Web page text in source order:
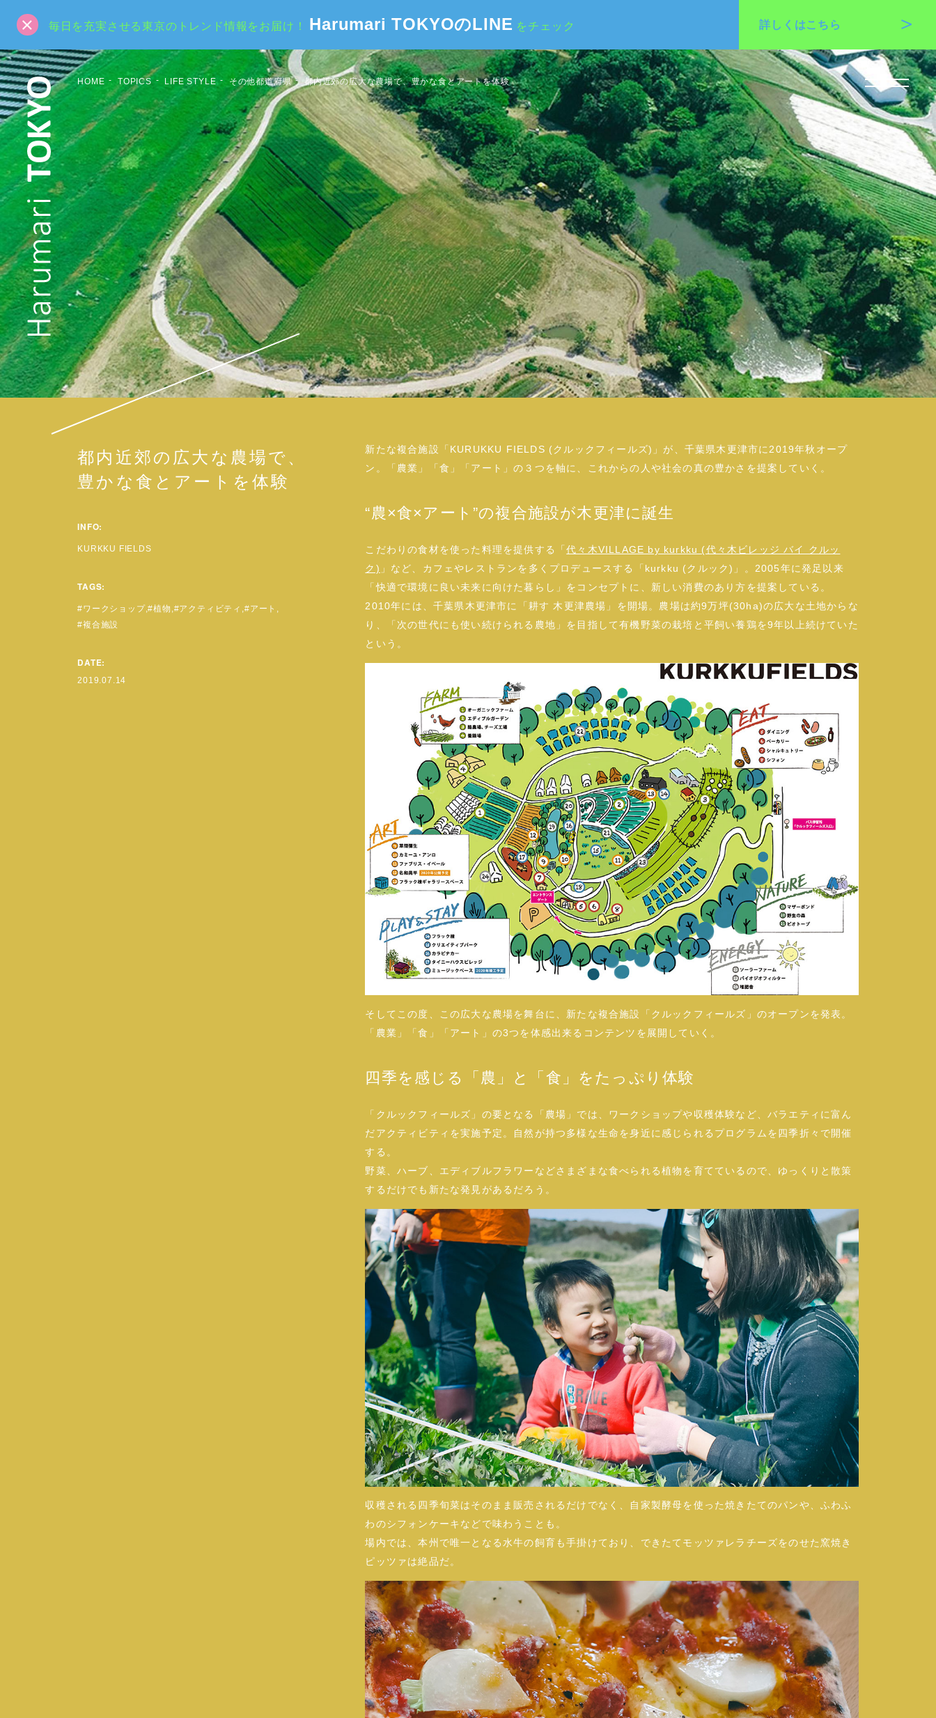
毎日を充実させる東京のトレンド情報をお届け！ Harumari TOKYOのLINE をチェック 詳しくはこちら
HOME TOPICS LIFE STYLE その他都道府県 都内近郊の広大な農場で、豊かな食とアートを体験
都内近郊の広大な農場で、
豊かな食とアートを体験
INFO:
KURKKU FIELDS
TAGS:
ワークショップ 植物 アクティビティ
アート
複合施設
DATE:
2019.07.14
新たな複合施設「KURUKKU FIELDS (クルックフィールズ)」が、千葉県木更津市に2019年秋オープ
ン。「農業」「食」「アート」の３つを軸に、これからの人や社会の真の豊かさを提案していく。
“農×食×アート”の複合施設が木更津に誕生
こだわりの食材を使った料理を提供する「代々木VILLAGE by kurkku (代々木ビレッジ バイ クルッ
ク) 」など、カフェやレストランを多くプロデュースする「kurkku (クルック)」。2005年に発足以来
「快適で環境に良い未来に向けた暮らし」をコンセプトに、新しい消費のあり方を提案している。
2010年には、千葉県木更津市に「耕す 木更津農場」を開場。農場は約9万坪(30ha)の広大な土地からな
り、「次の世代にも使い続けられる農地」を目指して有機野菜の栽培と平飼い養鶏を9年以上続けていた
という。
そしてこの度、この広大な農場を舞台に、新たな複合施設「クルックフィールズ」のオープンを発表。
「農業」「食」「アート」の3つを体感出来るコンテンツを展開していく。
四季を感じる「農」と「食」をたっぷり体験
「クルックフィールズ」の要となる「農場」では、ワークショップや収穫体験など、バラエティに富ん
だアクティビティを実施予定。自然が持つ多様な生命を身近に感じられるプログラムを四季折々で開催
する。
野菜、ハーブ、エディブルフラワーなどさまざまな食べられる植物を育てているので、ゆっくりと散策
するだけでも新たな発見があるだろう。
収穫される四季旬菜はそのまま販売されるだけでなく、自家製酵母を使った焼きたてのパンや、ふわふ
わのシフォンケーキなどで味わうことも。
場内では、本州で唯一となる水牛の飼育も手掛けており、できたてモッツァレラチーズをのせた窯焼き
ピッツァは絶品だ。